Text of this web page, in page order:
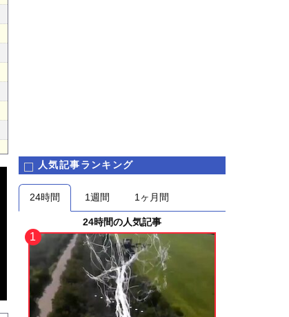
人気記事ランキング
24時間 1週間 1ヶ月間
24時間の人気記事